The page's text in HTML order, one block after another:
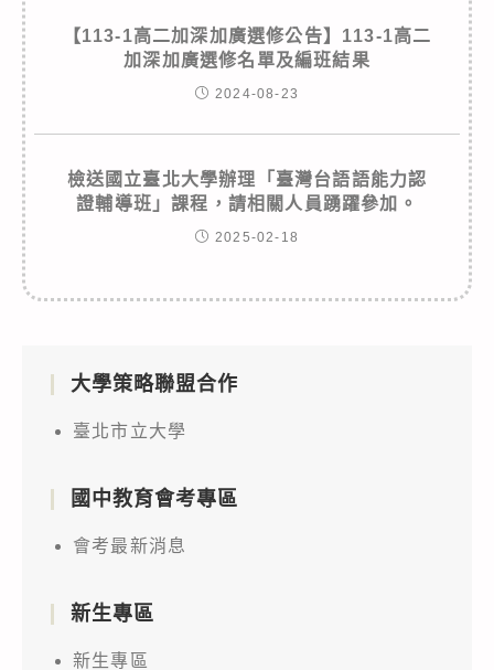
【113-1高二加深加廣選修公告】113-1高二
加深加廣選修名單及編班結果
2024-08-23
檢送國立臺北大學辦理「臺灣台語語能力認
證輔導班」課程，請相關人員踴躍參加。
2025-02-18
大學策略聯盟合作
臺北市立大學
國中教育會考專區
會考最新消息
新生專區
新生專區